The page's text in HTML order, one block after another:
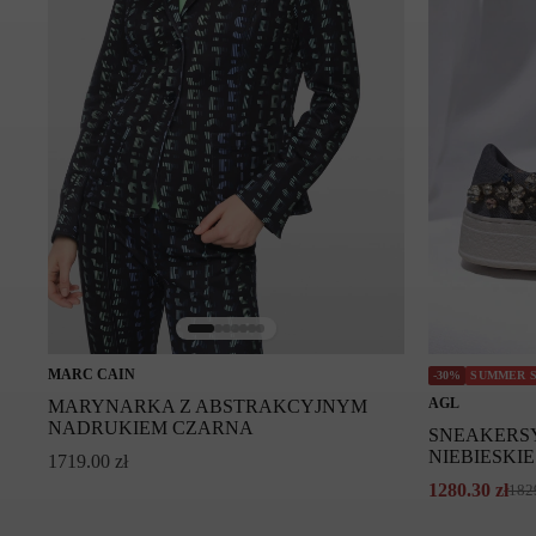
Symbol modelu: BS61.25J50/380
MARC CAIN
MARYNARKA Z ABSTRAKCYJNYM
NADRUKIEM CZARNA
1719.00 zł
-30% SUMMER
AGL
NIEBIESKIE
Pierwotna
1280.30 zł
Aktualna